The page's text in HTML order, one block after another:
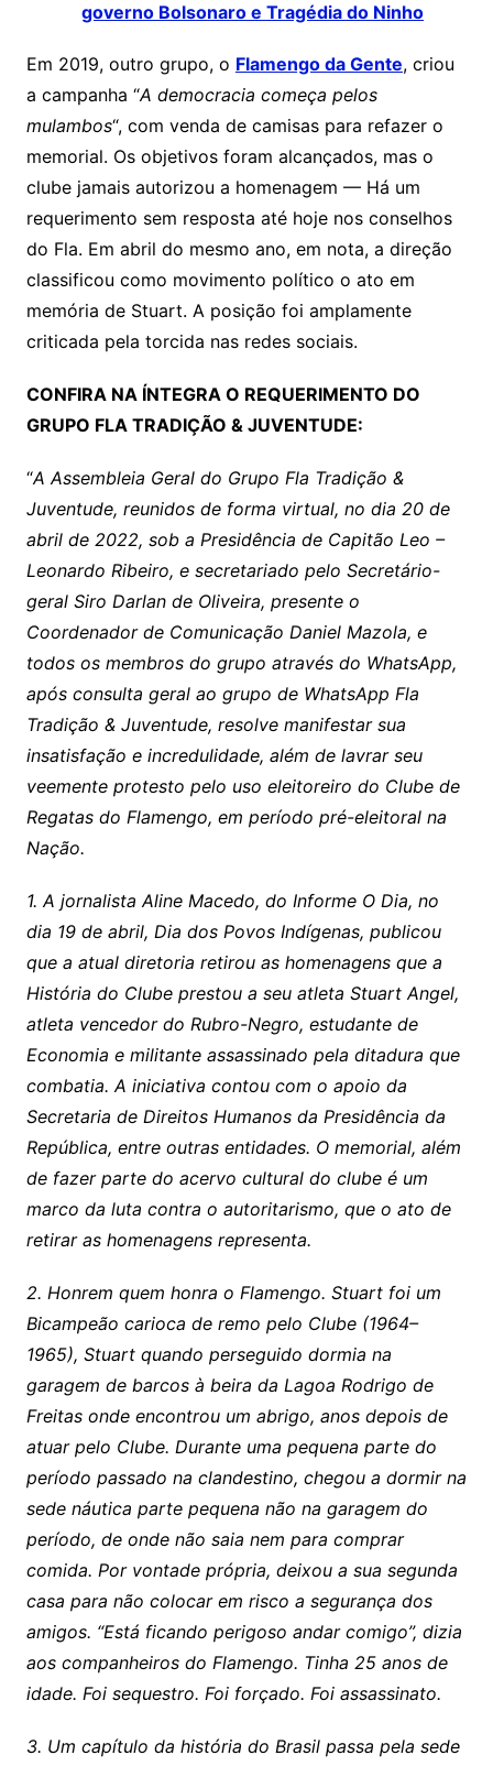
governo Bolsonaro e Tragédia do Ninho
Em 2019, outro grupo, o Flamengo da Gente, criou
a campanha “A democracia começa pelos
mulambos“, com venda de camisas para refazer o
memorial. Os objetivos foram alcançados, mas o
clube jamais autorizou a homenagem — Há um
requerimento sem resposta até hoje nos conselhos
do Fla. Em abril do mesmo ano, em nota, a direção
classificou como movimento político o ato em
memória de Stuart. A posição foi amplamente
criticada pela torcida nas redes sociais.
CONFIRA NA ÍNTEGRA O REQUERIMENTO DO
GRUPO FLA TRADIÇÃO & JUVENTUDE:
“A Assembleia Geral do Grupo Fla Tradição &
Juventude, reunidos de forma virtual, no dia 20 de
abril de 2022, sob a Presidência de Capitão Leo –
Leonardo Ribeiro, e secretariado pelo Secretário-
geral Siro Darlan de Oliveira, presente o
Coordenador de Comunicação Daniel Mazola, e
todos os membros do grupo através do WhatsApp,
após consulta geral ao grupo de WhatsApp Fla
Tradição & Juventude, resolve manifestar sua
insatisfação e incredulidade, além de lavrar seu
veemente protesto pelo uso eleitoreiro do Clube de
Regatas do Flamengo, em período pré-eleitoral na
Nação.
1. A jornalista Aline Macedo, do Informe O Dia, no
dia 19 de abril, Dia dos Povos Indígenas, publicou
que a atual diretoria retirou as homenagens que a
História do Clube prestou a seu atleta Stuart Angel,
atleta vencedor do Rubro-Negro, estudante de
Economia e militante assassinado pela ditadura que
combatia. A iniciativa contou com o apoio da
Secretaria de Direitos Humanos da Presidência da
República, entre outras entidades. O memorial, além
de fazer parte do acervo cultural do clube é um
marco da luta contra o autoritarismo, que o ato de
retirar as homenagens representa.
2. Honrem quem honra o Flamengo. Stuart foi um
Bicampeão carioca de remo pelo Clube (1964–
1965), Stuart quando perseguido dormia na
garagem de barcos à beira da Lagoa Rodrigo de
Freitas onde encontrou um abrigo, anos depois de
atuar pelo Clube. Durante uma pequena parte do
período passado na clandestino, chegou a dormir na
sede náutica parte pequena não na garagem do
período, de onde não saia nem para comprar
comida. Por vontade própria, deixou a sua segunda
casa para não colocar em risco a segurança dos
amigos. “Está ficando perigoso andar comigo”, dizia
aos companheiros do Flamengo. Tinha 25 anos de
idade. Foi sequestro. Foi forçado. Foi assassinato.
3. Um capítulo da história do Brasil passa pela sede